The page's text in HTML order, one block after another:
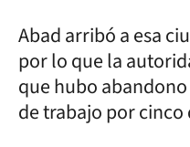
Abad arribó a esa
por lo que la
que hubo
de trabajo por cinco